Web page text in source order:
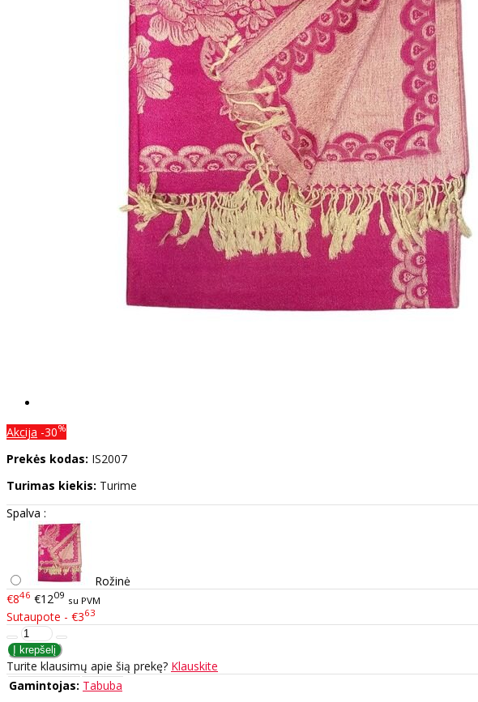
Akcija -30%
Prekės kodas: IS2007
Turimas kiekis: Turime
Spalva :
Rožinė
€846 €1209 su PVM
Sutaupote - €363
Turite klausimų apie šią prekę? Klauskite
Gamintojas: Tabuba